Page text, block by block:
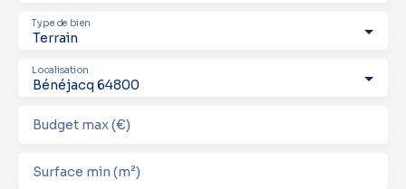
Terrain
Type de bien
Bénéjacq 64800
Localisation
Budget max (€)
Surface min (m²)